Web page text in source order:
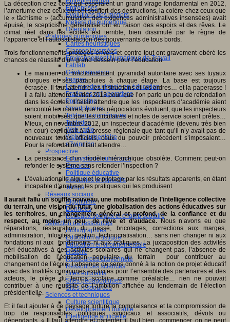
Entreprises
Evolutions des métiers
Métiers du numérique
Orientation
Pratiques numériques
Cartes heuristiques
Classes inversées
Environnement Numérique de Travail
Fablab
Géolocalisation
Images
Les mondes virtuels en éducation
Pratiques collaboratives
Podcasting
Smartphones
Tableaux numériques
Tablettes
Web radio
Webdocumentaire
eTwinning
Prospective
Ecosystème numérique
Espaces
Politique éducative
Scénarios prospectifs
Temps
Réseaux sociaux
Algorithme
Données
Réseaux sociaux et champ scolaire
Sélection de ressources
Bibliographies
Education artistique
Education environnementale
Histoire
Ressources citoyenneté
Ressources sciences
Sites éducatifs
Sites pédagogiques
Sites ressources
Sciences et techniques
Culture scientifique
Développement durable
Intelligence artificielle
La déception chez ceux qui espéraient un grand virage fondamental en 2012,
l’amertume chez ceux qui ont souffert des destructions, la colère chez ceux que
le « tâchisme » (accumulation des exigences administratives insensées) avait
épuisé, le scepticisme généralisé ont eu raison des espoirs et des rêves. Le
climat réel dans les écoles est terrible, bien dissimulé par le règne de
l’apparence et l’autosatisfaction des gouvernants de tous bords.
Trois fonctionnements protégés envers et contre tout ont gravement obéré les
chances de réussite d’un grand dessein pour l’éducation
Le maintien du fonctionnement pyramidal autoritaire avec ses tuyaux
d’orgues et ses parapluies à chaque étage. La base est toujours
écrasée. Il faut attendre les instructions et les ordres… et la paperasse !
il a fallu attendre février 2013 pour que l’on parle un peu de refondation
dans les écoles. Il fallait attendre que les inspecteurs d’académie aient
rencontré les maires, que les négociations évoluent, que les inspecteurs
soient mobilisés, que les circulaires et notes de service soient prêtes…
Mieux, en novembre 2012, un inspecteur d’académie (devenu très bien
en cour) expliquait à la presse régionale que tant qu’il n’y avait pas de
nouveaux textes officiels, ceux du pouvoir précédent s’imposaient…
Pour la refondation, il faut attendre…
La persistance d’un modèle hiérarchique obsolète. Comment peut-on
refonder le système sans refonder l’inspection ?
L’évaluationnite aigue et le pilotage par les résultats apparents, en étant
incapable d’analyser les pratiques qui les produisent
Il aurait fallu un souffle nouveau, une mobilisation de l’intelligence collective
du terrain, une vision du futur, une globalisation des actions éducatives sur
les territoires, un changement général et profond, de la confiance et du
respect, au moins un peu de rêve et d’audace.Nous n’avons eu que
réparations, restauration du passé, bricolages, corrections aux marges,
administration, frilosités, gestion, technocratisation… sans rien changer ni aux
fondations ni aux fondements ni aux pratiques. La juxtaposition des activités
péri éducatives à des activités scolaires qui ne changent pas, l’absence de
mobilisation de l’éducation populaire du terrain pour contribuer au
changement de l’école, l’absence de sens donné à la notion de projet éducatif
avec des finalités communes explicites pour l’ensemble des partenaires et des
acteurs, le piège du temps scolaire comme préalable… rien ne pouvait
contribuer à une réussite de l’ambition affichée au lendemain de l’élection
présidentielle.
Et il faut ajouter à ce paysage torturé la complaisance et la compromission de
trop de responsables politiques, syndicaux et associatifs, dévots ou
dépendants. « Il faut attendre et patienter, il faut bien commencer, on ne peut